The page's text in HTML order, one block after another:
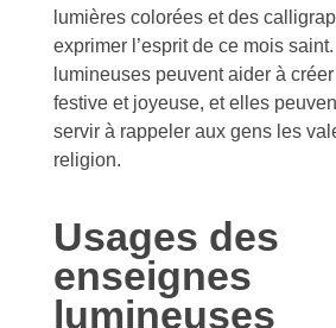
lumières colorées et des
exprimer l’esprit de ce mois
lumineuses peuvent aider à
festive et joyeuse, et elles
servir à rappeler aux gens les
religion.
Usages des
enseignes
lumineuses